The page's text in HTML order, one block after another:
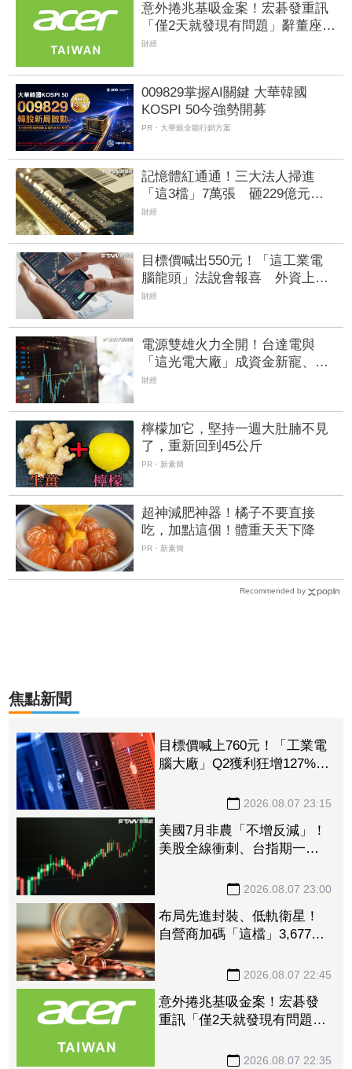
意外捲兆基吸金案！宏碁發重訊
「僅2天就發現有問題」辭董座退
出經營：內部存在管理缺失
財經
009829掌握AI關鍵 大華韓國
KOSPI 50今強勢開募
PR・大華銀全能行銷方案
記憶體紅通通！三大法人掃進
「這3檔」7萬張 砸229億元連4
日補貨南亞科
財經
目標價喊出550元！「這工業電
腦龍頭」法說會報喜 外資上調
2026年EPS預估達16.84元
財經
電源雙雄火力全開！台達電與
「這光電大廠」成資金新寵、
EPS衝上3.07元 營運續衝高
財經
檸檬加它，堅持一週大肚腩不見
了，重新回到45公斤
PR・新素簡
超神減肥神器！橘子不要直接
吃，加點這個！體重天天下降
PR・新素簡
Recommended by
焦點新聞
目標價喊上760元！「工業電
腦大廠」Q2獲利狂增127%
2026.08.07 23:15
美國7月非農「不增反減」！
美股全線衝刺、台指期一度
2026.08.07 23:00
布局先進封裝、低軌衛星！
自營商加碼「這檔」3,677萬
2026.08.07 22:45
意外捲兆基吸金案！宏碁發
重訊「僅2天就發現有問題」
2026.08.07 22:35